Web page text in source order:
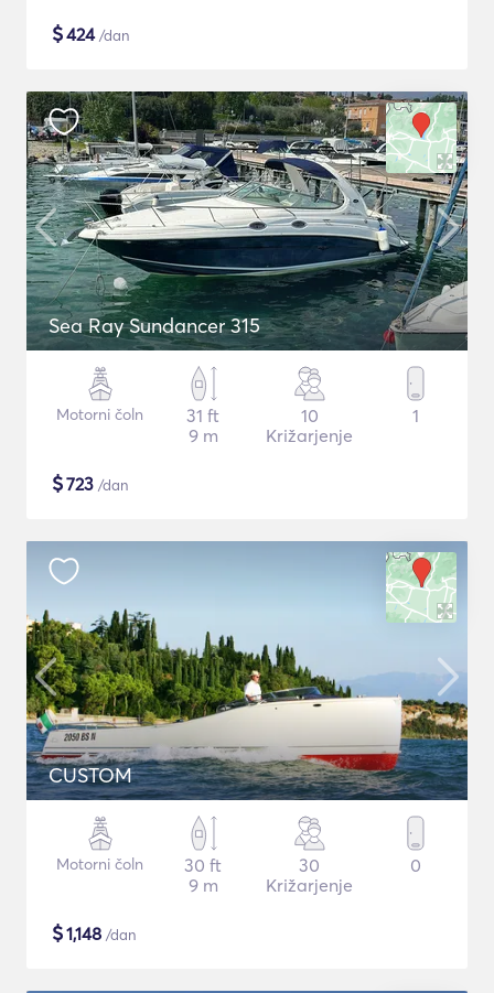
$424/dan
Sea Ray Sundancer 315
Motorni čoln
31 ft
9 m
10
Križarjenje
1
$723 /dan
CUSTOM
Motorni čoln
30 ft
9 m
30
Križarjenje
0
$1,148 /dan